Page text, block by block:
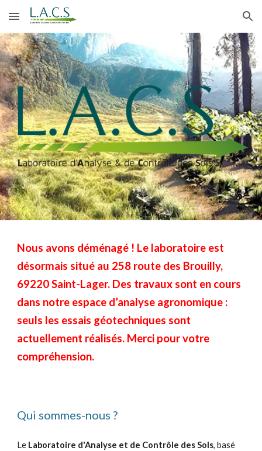
Skip to main content Skip to navigation
Nous avons déménagé ! Le laboratoire est
désormais situé au 258 route des Brouilly,
69220 Saint-Lager. Des travaux sont en cours
dans notre espace d’analyse agronomique :
seuls les essais géotechniques sont
actuellement réalisés. Merci pour votre
compréhension.
Qui sommes-nous ?
Le Laboratoire d'Analyse et de Contrôle des Sols, basé